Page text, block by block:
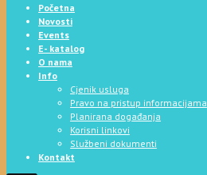
Početna
Novosti
Events
E- katalog
O nama
Info
Cjenik usluga
Pravo na pristup informacijama
Planirana događanja
Korisni linkovi
Službeni dokumenti
Kontakt